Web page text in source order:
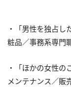
・「男性を独占し
粧品／事務系専門職
・「ほかの女性の
メンテナンス／販